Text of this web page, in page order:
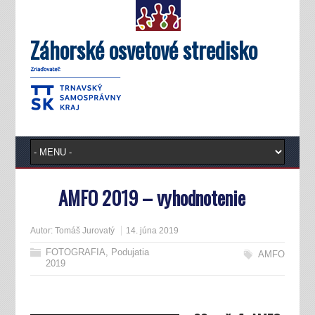
Záhorské osvetové stredisko
AMFO 2019 – vyhodnotenie
Autor: Tomáš Jurovatý 14. júna 2019
FOTOGRAFIA, Podujatia
2019
AMFO